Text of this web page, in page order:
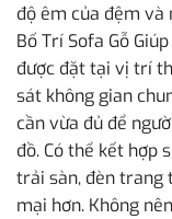
độ êm của đệm và
Bố Trí Sofa Gỗ
được đặt tại vị trí
sát không gian
cần vừa đủ để
đồ. Có thể kết hợp
trải sàn, đèn trang
mại hơn. Không